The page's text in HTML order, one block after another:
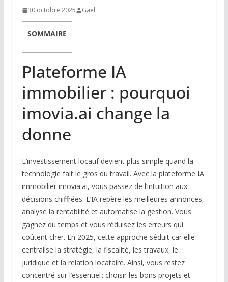
30 octobre 2025 Gaël
SOMMAIRE
Plateforme IA
immobilier : pourquoi
imovia.ai change la
donne
L’investissement locatif devient plus simple quand la
technologie fait le gros du travail. Avec la plateforme IA
immobilier imovia.ai, vous passez de l’intuition aux
décisions chiffrées. L’IA repère les meilleures annonces,
analyse la rentabilité et automatise la gestion. Vous
gagnez du temps et vous réduisez les erreurs qui
coûtent cher. En 2025, cette approche séduit car elle
centralise la stratégie, la fiscalité, les travaux, le
juridique et la relation locataire. Ainsi, vous restez
concentré sur l’essentiel : choisir les bons projets et